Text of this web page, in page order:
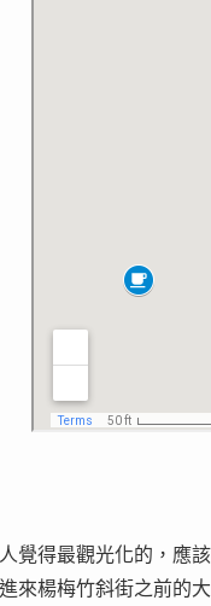
覺得最觀光化的，應
來楊梅竹斜街之前的